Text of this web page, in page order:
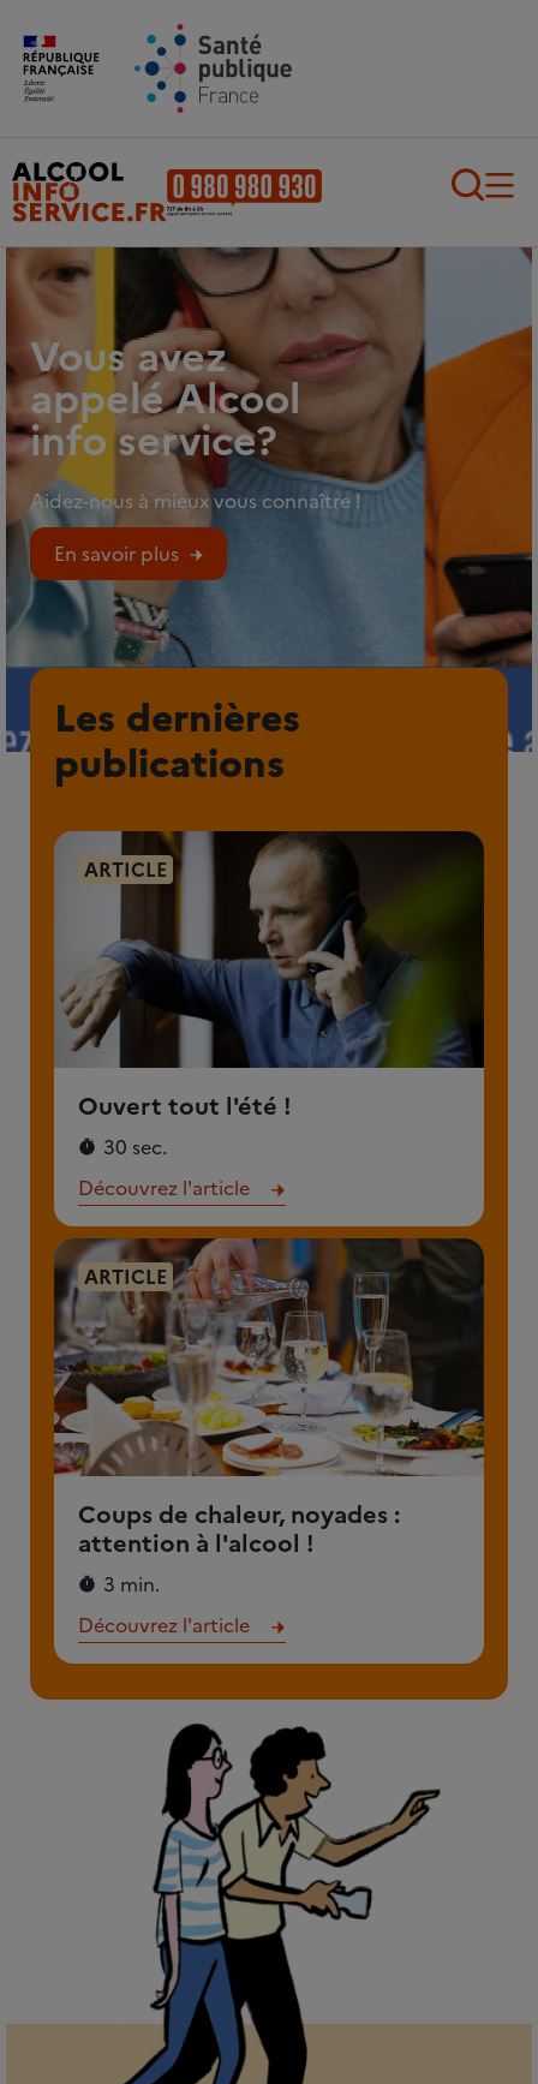
Aller au contenu principal
Vous avez
appelé Alcool
info service?
Aidez-nous à mieux vous connaître !
En savoir plus
Les dernières
publications
ARTICLE
Ouvert tout l'été !
30 sec.
Découvrez l'article
ARTICLE
Coups de chaleur, noyades :
attention à l'alcool !
3 min.
Découvrez l'article